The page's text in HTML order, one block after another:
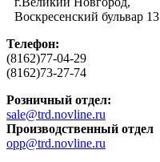
Воскресенский бульвар 13
Телефон:
(8162)77-04-29
(8162)73-27-74
Розничный отдел:
sale@trd.novline.ru
Производственный отдел
opp@trd.novline.ru